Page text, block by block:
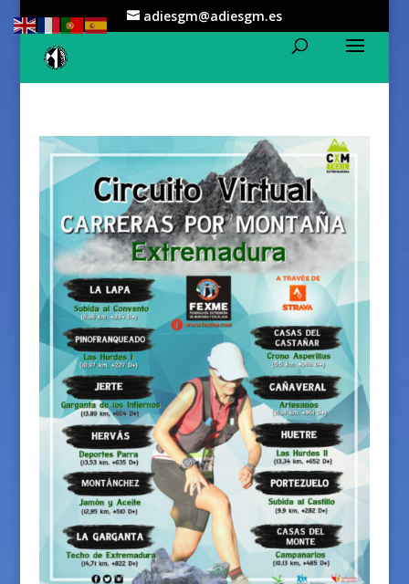
adiesgm@adiesgm.es